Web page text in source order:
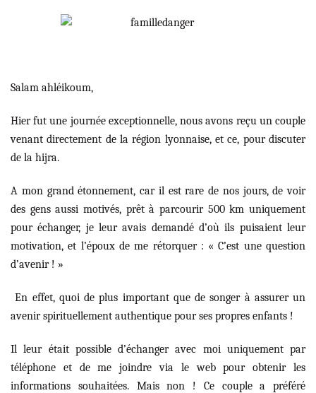
Salam ahléikoum,
Hier fut une journée exceptionnelle, nous avons reçu un couple
venant directement de la région lyonnaise, et ce, pour discuter
de la hijra.
A mon grand étonnement, car il est rare de nos jours, de voir
des gens aussi motivés, prêt à parcourir 500 km uniquement
pour échanger, je leur avais demandé d’où ils puisaient leur
motivation, et l’époux de me rétorquer : « C’est une question
d’avenir ! »
En effet, quoi de plus important que de songer à assurer un
avenir spirituellement authentique pour ses propres enfants !
Il leur était possible d’échanger avec moi uniquement par
téléphone et de me joindre via le web pour obtenir les
informations souhaitées. Mais non ! Ce couple a préféré